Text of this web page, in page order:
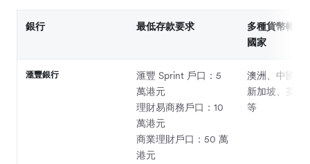
銀行 最低存款要求
多種貨幣帳戶
國家
滙豐銀行
滙豐 Sprint 戶口：5
萬港元
理財易商務戶口：10
萬港元
商業理財戶口：50 萬
港元
澳洲、中國、
新加坡、英國
等